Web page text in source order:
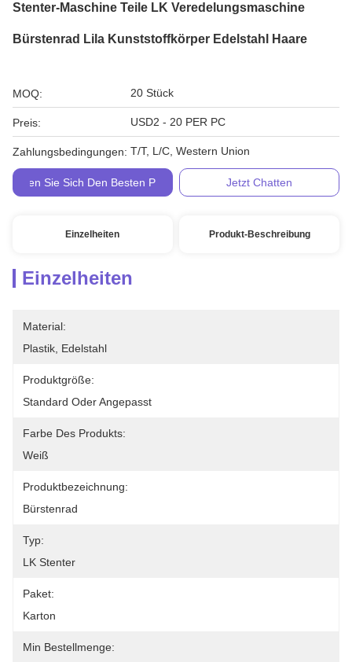
Stenter-Maschine Teile LK Veredelungsmaschine
Bürstenrad Lila Kunststoffkörper Edelstahl Haare
MOQ: 20 Stück
Preis: USD2 - 20 PER PC
Zahlungsbedingungen: T/T, L/C, Western Union
Holen Sie Sich Den Besten Preis Jetzt Chatten
Einzelheiten Produkt-Beschreibung
Einzelheiten
Material:
Plastik, Edelstahl
Produktgröße:
Standard Oder Angepasst
Farbe Des Produkts:
Weiß
Produktbezeichnung:
Bürstenrad
Typ:
LK Stenter
Paket:
Karton
Min Bestellmenge: